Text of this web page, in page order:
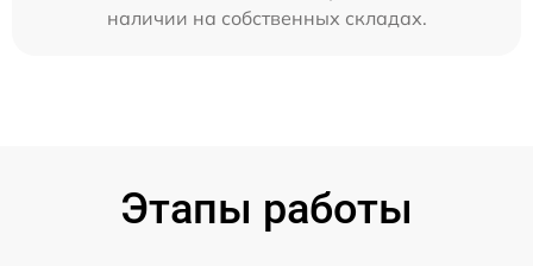
наличии на собственных складах.
Этапы работы